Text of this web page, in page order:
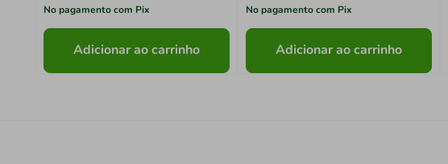
No pagamento com Pix
Adicionar ao carrinho
No pagamento com Pix
Adicionar ao carrinho